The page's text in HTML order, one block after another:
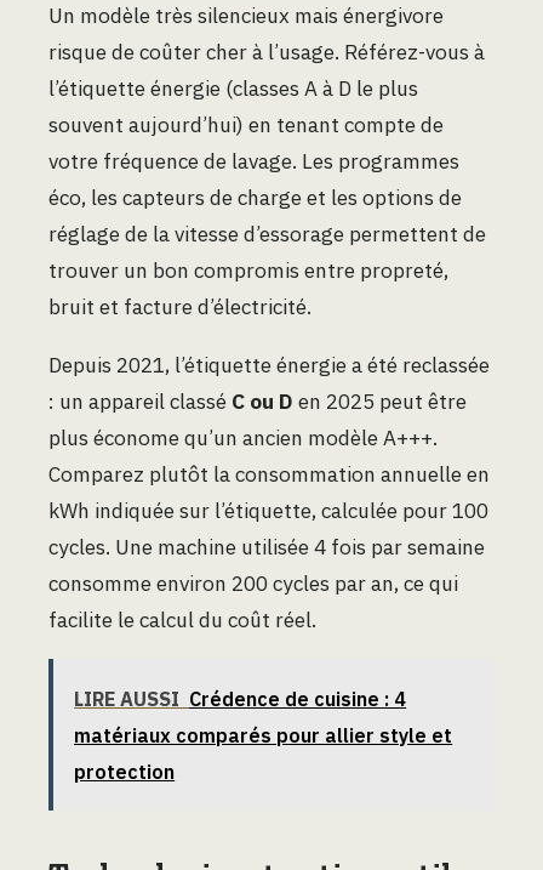
Un modèle très silencieux mais énergivore
risque de coûter cher à l’usage. Référez-vous à
l’étiquette énergie (classes A à D le plus
souvent aujourd’hui) en tenant compte de
votre fréquence de lavage. Les programmes
éco, les capteurs de charge et les options de
réglage de la vitesse d’essorage permettent de
trouver un bon compromis entre propreté,
bruit et facture d’électricité.
Depuis 2021, l’étiquette énergie a été reclassée
: un appareil classé C ou D en 2025 peut être
plus économe qu’un ancien modèle A+++.
Comparez plutôt la consommation annuelle en
kWh indiquée sur l’étiquette, calculée pour 100
cycles. Une machine utilisée 4 fois par semaine
consomme environ 200 cycles par an, ce qui
facilite le calcul du coût réel.
LIRE AUSSI Crédence de cuisine : 4
matériaux comparés pour allier style et
protection